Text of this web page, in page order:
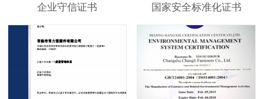
企业守信证书 国家安全标准化证书